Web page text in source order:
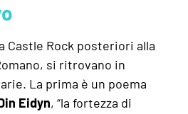
Castle Rock posteriori alla
si ritrovano in
La prima è un poema
Eidyn, “la fortezza di